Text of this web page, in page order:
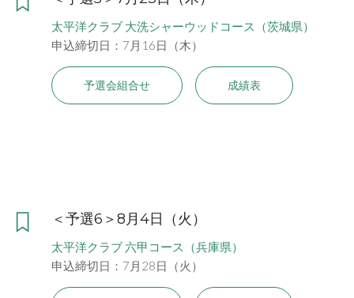
太平洋クラブ 大洗シャーウッドコース（茨城県）
申込締切日：7月16日（木）
予選会組合せ 成績表
＜予選6＞8月4日（火）
太平洋クラブ 六甲コース（兵庫県）
申込締切日：7月28日（火）